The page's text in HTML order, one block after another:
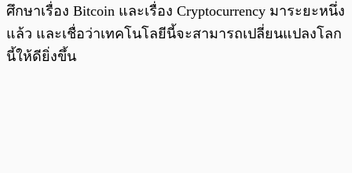
ศึกษาเรื่อง Bitcoin และเรื่อง Cryptocurrency มาระยะหนึ่ง
แล้ว และเชื่อว่าเทคโนโลยีนี้จะสามารถเปลี่ยนแปลงโลก
นี้ให้ดียิ่งขึ้น